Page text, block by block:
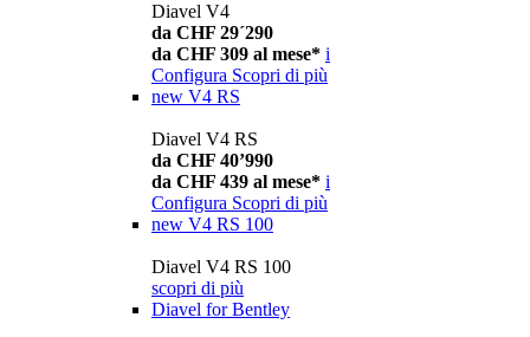
Diavel V4
da CHF 29´290
da CHF 309 al mese* i
Configura Scopri di più
new V4 RS
Diavel V4 RS
da CHF 40’990
da CHF 439 al mese* i
Configura Scopri di più
new V4 RS 100
Diavel V4 RS 100
scopri di più
Diavel for Bentley